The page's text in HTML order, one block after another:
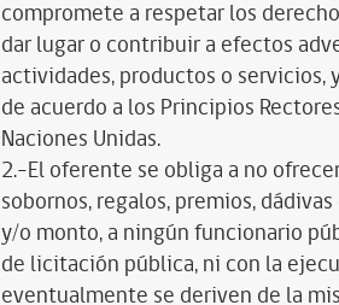
compromete a respetar los
dar lugar o contribuir a efectos
actividades, productos o servicios,
de acuerdo a los Principios
Naciones Unidas.
2.-El oferente se obliga a no
sobornos, regalos, premios,
y/o monto, a ningún funcionario
de licitación pública, ni con la
eventualmente se deriven de la